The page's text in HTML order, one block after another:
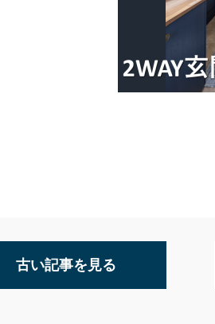
古い記事を見る